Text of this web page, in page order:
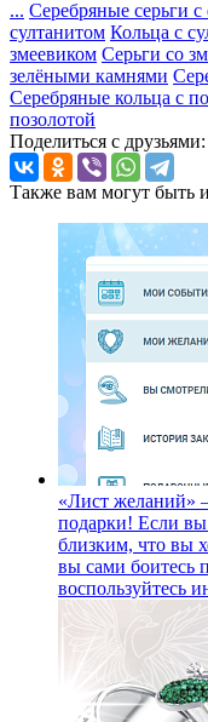
... Серебряные серьги с
султанитом Кольца с
змеевиком Серьги со
зелёными камнями
Серебряные кольца с
позолотой
Поделиться с друзьями:
Также вам могут быть
«Лист желаний»
подарки! Если вы
близким, что вы
вы сами боитесь
воспользуйтесь